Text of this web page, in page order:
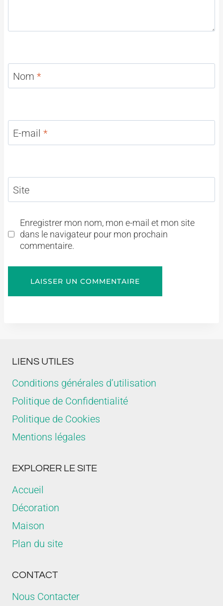
Nom *
E-mail *
Site
Enregistrer mon nom, mon e-mail et mon site
dans le navigateur pour mon prochain
commentaire.
LIENS UTILES
Conditions générales d’utilisation
Politique de Confidentialité
Politique de Cookies
Mentions légales
EXPLORER LE SITE
Accueil
Décoration
Maison
Plan du site
CONTACT
Nous Contacter